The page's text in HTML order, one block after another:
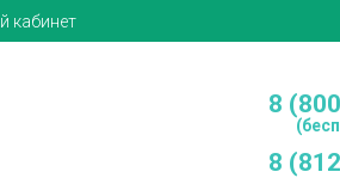
кабинет
8
8